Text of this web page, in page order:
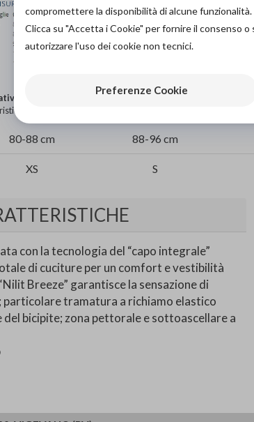
del prodotto.
80-88 cm 88-96 cm
XS S
con la tecnologia del “capo integrale”
di cuciture per un comfort e vestibilità
Breeze” garantisce la sensazione di
particolare tramatura a richiamo elastico
del bicipite; zona pettorale e sottoascellare a
compromettere la disponibilità di alcune funzionalità.
Clicca su "Accetta i Cookie" per fornire il consenso
autorizzare l'uso dei cookie non tecnici.
Preferenze Cookie